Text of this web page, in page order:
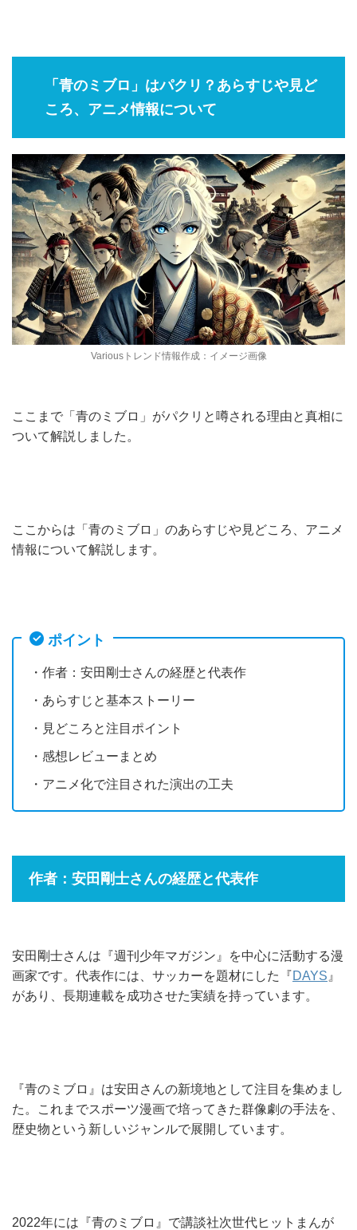
「青のミブロ」はパクリ？あらすじや見ど
ころ、アニメ情報について
Variousトレンド情報作成：イメージ画像
ここまで「青のミブロ」がパクリと噂される理由と真相に
ついて解説しました。
ここからは「青のミブロ」のあらすじや見どころ、アニメ
情報について解説します。
ポイント
・作者：安田剛士さんの経歴と代表作
・あらすじと基本ストーリー
・見どころと注目ポイント
・感想レビューまとめ
・アニメ化で注目された演出の工夫
作者：安田剛士さんの経歴と代表作
安田剛士さんは『週刊少年マガジン』を中心に活動する漫
画家です。代表作には、サッカーを題材にした『DAYS 』
があり、長期連載を成功させた実績を持っています。
『青のミブロ』は安田さんの新境地として注目を集めまし
た。これまでスポーツ漫画で培ってきた群像劇の手法を、
歴史物という新しいジャンルで展開しています。
2022年には『青のミブロ』で講談社次世代ヒットまんが